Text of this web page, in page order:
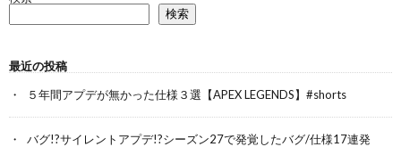
検索
最近の投稿
５年間アプデが無かった仕様３選【APEX LEGENDS】#shorts
バグ!?サイレントアプデ!?シーズン27で発覚したバグ/仕様17連発